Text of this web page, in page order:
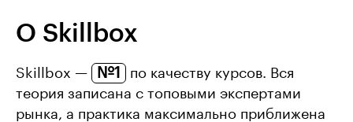
О Skillbox
Skillbox — №1
по качеству курсов. Вся
теория записана с топовыми экспертами
рынка, а практика максимально приближена